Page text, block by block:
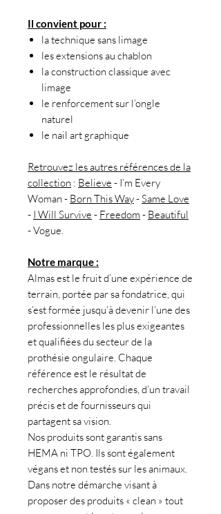
Il convient pour :
la technique sans limage
les extensions au chablon
la construction classique avec
limage
le renforcement sur l’ongle
naturel
le nail art graphique
Retrouvez les autres références de la
collection : Believe - I’m Every
Woman - Born This Way-Same Love
- I Will Survive - Freedom - Beautiful
- Vogue.
Notre marque :
Almas est le fruit d’une expérience de
terrain, portée par sa fondatrice, qui
s’est formée jusqu’à devenir l’une des
professionnelles les plus exigeantes
et qualifiées du secteur de la
prothésie ongulaire. Chaque
référence est le résultat de
recherches approfondies, d’un travail
précis et de fournisseurs qui
partagent sa vision.
Nos produits sont garantis sans
HEMA ni TPO. Ils sont également
végans et non testés sur les animaux.
Dans notre démarche visant à
proposer des produits « clean » tout